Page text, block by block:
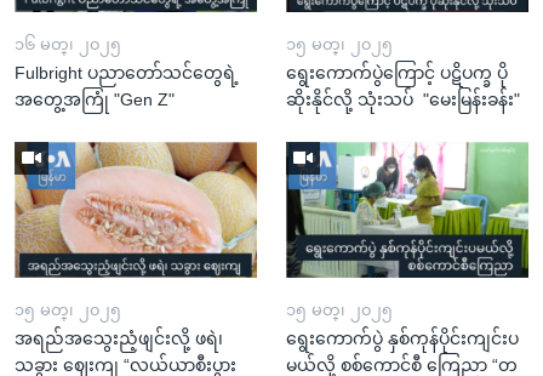
၁၆ မတ္၊ ၂၀၂၅
Fulbright ပညာတော်သင်တွေရဲ့
အတွေ့အကြုံ "Gen Z"
၁၅ မတ္၊ ၂၀၂၅
ရွေးကောက်ပွဲကြောင့် ပဋိပက္ခ ပို
ဆိုးနိုင်လို့ သုံးသပ် "မေးမြန်းခန်း"
၁၅ မတ္၊ ၂၀၂၅
အရည်အသွေးညံ့ဖျင်းလို့ ဖရဲ၊
သခွား ဈေးကျ “လယ်ယာစီးပွား
၁၅ မတ္၊ ၂၀၂၅
ရွေးကောက်ပွဲ နှစ်ကုန်ပိုင်းကျင်းပ
မယ်လို့ စစ်ကောင်စီ ကြေညာ “တ